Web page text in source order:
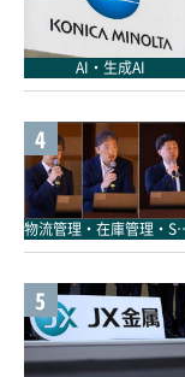
AI・生成AI
4
物流管理
5